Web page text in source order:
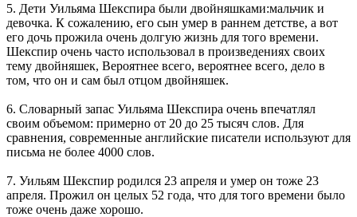
5. Дети Уильяма Шекспира были двойняшками:мальчик и
девочка. К сожалению, его сын умер в раннем детстве, а вот
его дочь прожила очень долгую жизнь для того времени.
Шекспир очень часто использовал в произведениях своих
тему двойняшек, Вероятнее всего, вероятнее всего, дело в
том, что он и сам был отцом двойняшек.
6. Словарный запас Уильяма Шекспира очень впечатлял
своим объемом: примерно от 20 до 25 тысяч слов. Для
сравнения, современные английские писатели используют для
письма не более 4000 слов.
7. Уильям Шекспир родился 23 апреля и умер он тоже 23
апреля. Прожил он целых 52 года, что для того времени было
тоже очень даже хорошо.